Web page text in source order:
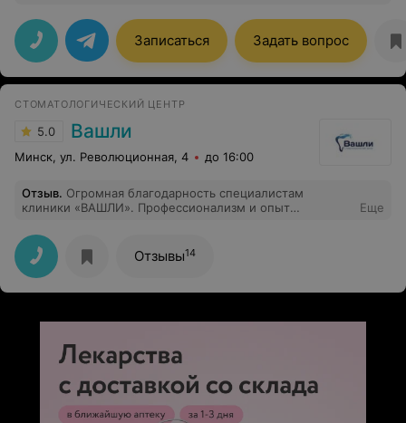
стоматологию. Первые впечатления очень
положительные, клиника хорошая, удобное
месторасположение, всё безумно чисто, персонал
вежливый. Врач провела осмотр, оказалось, что
проблемный не один зуб, а несколько.Лечить
посмотреть на качество работы. По итогу все
понравилось, пломба на высшем уровне так сказать)
Записался на лечение оставшихся зубов. Рекомендую!
Записаться Задать вопрос
СТОМАТОЛОГИЧЕСКИЙ ЦЕНТР
5.0 Вашли
Минск, ул. Революционная, 4 до 16:00
Отзыв. Огромная благодарность специалистам
клиники «ВАШЛИ». Профессионализм и опыт
которые хочется сказать о специалистах клиники.
Еще
Отзывы14